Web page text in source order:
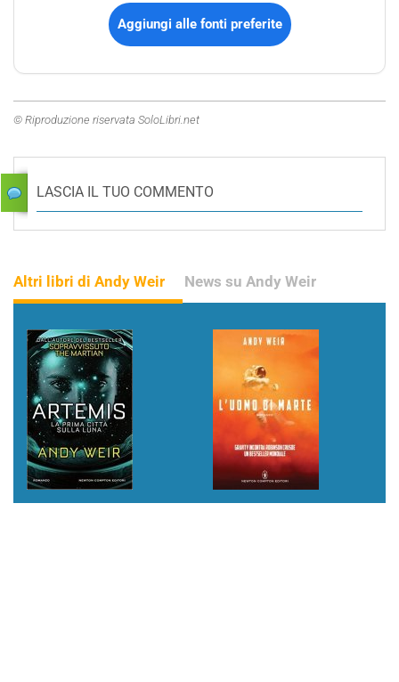
Aggiungi alle fonti preferite
© Riproduzione riservata SoloLibri.net
LASCIA IL TUO COMMENTO
Altri libri di Andy Weir News su Andy Weir